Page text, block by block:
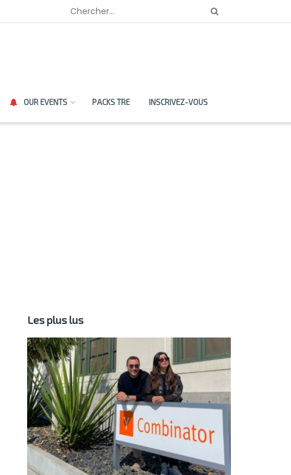
OUR EVENTS PACKS TRE INSCRIVEZ-VOUS
Les plus lus